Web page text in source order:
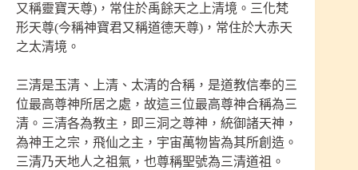
又稱靈寶天尊)，常住於禹餘天之上清境。三化梵
形天尊(今稱神寶君又稱道德天尊)，常住於大赤天
之太清境。
三清是玉清、上清、太清的合稱，是道教信奉的三
位最高尊神所居之處，故這三位最高尊神合稱為三
清。三清各為教主，即三洞之尊神，統御諸天神，
為神王之宗，飛仙之主，宇宙萬物皆為其所創造。
三清乃天地人之祖氣，也尊稱聖號為三清道祖。